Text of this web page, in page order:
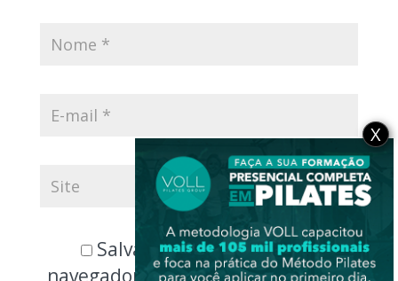
Salvar meus dados neste
navegador para a próxima vez que
X